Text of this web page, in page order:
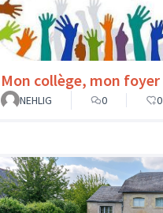
Mon collège, mon foyer
NEHLIG
0 0